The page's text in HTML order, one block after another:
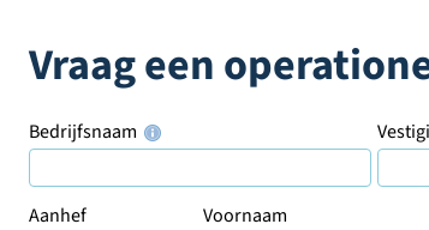
Vraag een
Bedrijfsnaam
Aanhef Voornaam